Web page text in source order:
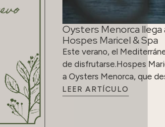
Oysters Menorca llega
Hospes Maricel & Spa
Este verano, el
de disfrutarse.Hospes
a Oysters Menorca, que
LEER ARTÍCULO